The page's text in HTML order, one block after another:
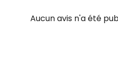
Aucun avis n'a été